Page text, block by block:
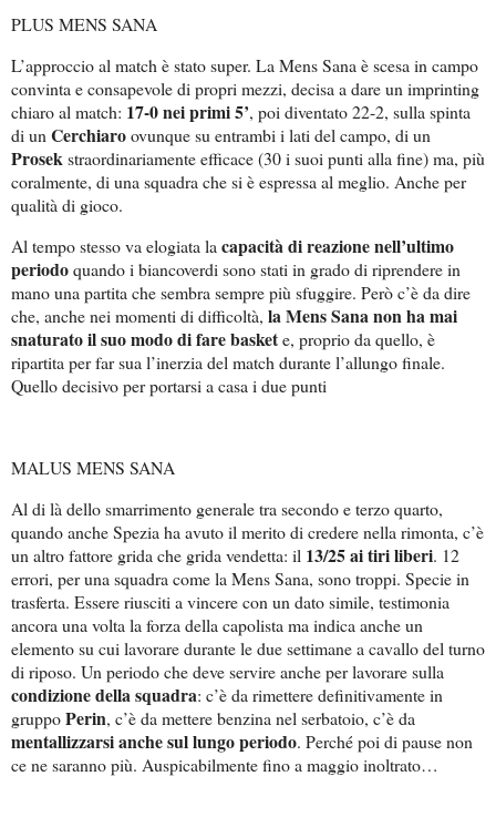
PLUS MENS SANA
L’approccio al match è stato super. La Mens Sana è scesa in campo
convinta e consapevole di propri mezzi, decisa a dare un imprinting
chiaro al match: 17-0 nei primi 5’, poi diventato 22-2, sulla spinta
di unCerchiaroovunque su entrambi i lati del campo, di un
Prosekstraordinariamente efficace (30 i suoi punti alla fine) ma, più
coralmente, di una squadra che si è espressa al meglio. Anche per
qualità di gioco.
Al tempo stesso va elogiata la capacità di reazione nell’ultimo
periodoquando i biancoverdi sono stati in grado di riprendere in
mano una partita che sembra sempre più sfuggire. Però c’è da dire
che, anche nei momenti di difficoltà, la Mens Sana non ha mai
snaturato il suo modo di fare baskete, proprio da quello, è
ripartita per far sua l’inerzia del match durante l’allungo finale.
Quello decisivo per portarsi a casa i due punti
MALUS MENS SANA
Al di là dello smarrimento generale tra secondo e terzo quarto,
quando anche Spezia ha avuto il merito di credere nella rimonta, c’è
un altro fattore grida che grida vendetta: il 13/25 ai tiri liberi. 12
errori, per una squadra come la Mens Sana, sono troppi. Specie in
trasferta. Essere riusciti a vincere con un dato simile, testimonia
ancora una volta la forza della capolista ma indica anche un
elemento su cui lavorare durante le due settimane a cavallo del turno
di riposo. Un periodo che deve servire anche per lavorare sulla
condizione della squadra: c’è da rimettere definitivamente in
gruppoPerin, c’è da mettere benzina nel serbatoio, c’è da
mentallizzarsi anche sul lungo periodo. Perché poi di pause non
ce ne saranno più. Auspicabilmente fino a maggio inoltrato…